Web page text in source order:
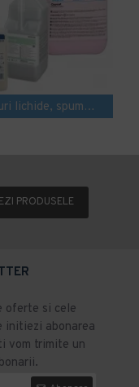
Sapunuri lichide, spuma si crema
PRODUSELE
oferte si cele
initiezi abonarea
vom trimite un